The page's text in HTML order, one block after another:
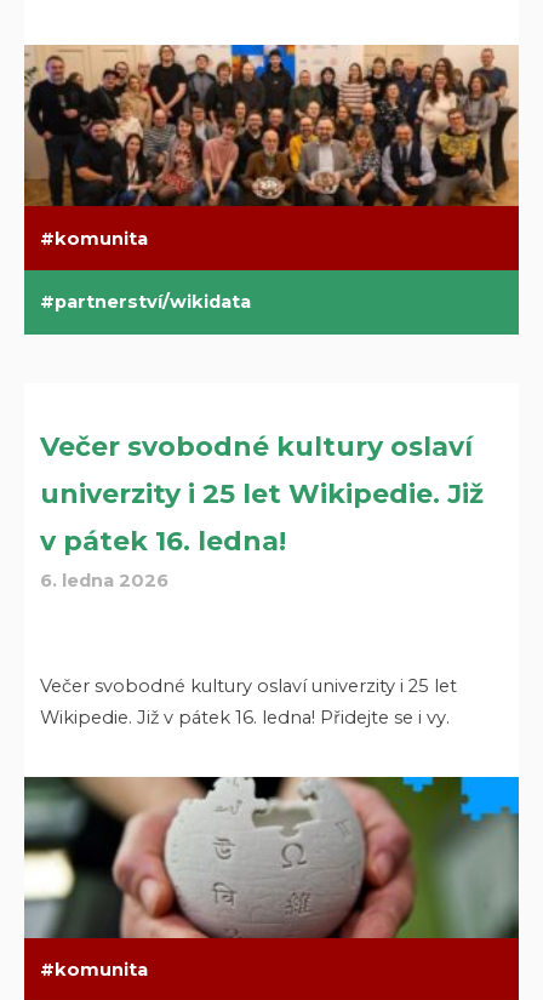
komunita
partnerství/wikidata
Večer svobodné kultury oslaví
univerzity i 25 let Wikipedie. Již
v pátek 16. ledna!
6. ledna 2026
Večer svobodné kultury oslaví univerzity i 25 let
Wikipedie. Již v pátek 16. ledna! Přidejte se i vy.
komunita